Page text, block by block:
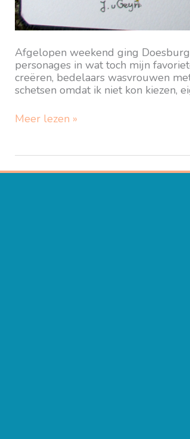
Afgelopen weekend ging
personages in wat toch mijn
creëren, bedelaars wasvrouwen
schetsen omdat ik niet kon kiezen,
Hanzedag
schilderachtig!
Meer lezen »